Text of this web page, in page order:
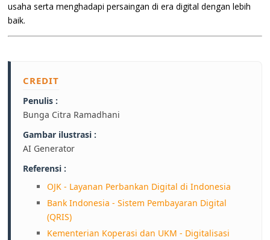
usaha serta menghadapi persaingan di era digital dengan lebih
baik.
CREDIT
Penulis :
Bunga Citra Ramadhani
Gambar ilustrasi :
AI Generator
Referensi :
OJK - Layanan Perbankan Digital di Indonesia
Bank Indonesia - Sistem Pembayaran Digital
(QRIS)
Kementerian Koperasi dan UKM - Digitalisasi